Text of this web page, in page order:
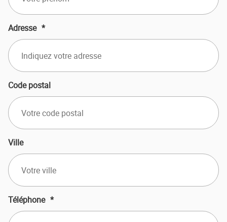
Adresse *
Code postal
Ville
Téléphone *